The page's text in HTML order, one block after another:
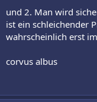
und 2. Man wird
ist ein schleichender
wahrscheinlich erst
corvus albus